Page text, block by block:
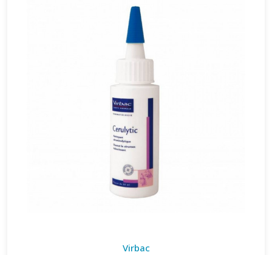
Virbac